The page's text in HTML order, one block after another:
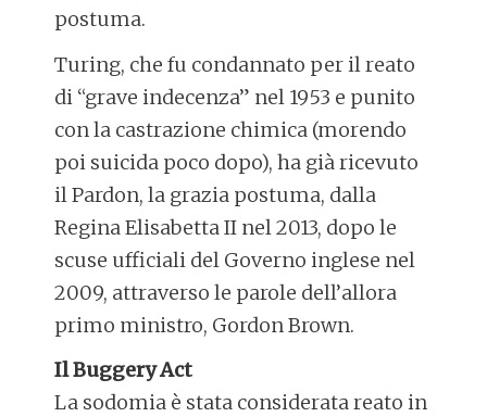
postuma.
Turing, che fu condannato per il reato
di “grave indecenza” nel 1953 e punito
con la castrazione chimica (morendo
poi suicida poco dopo), ha già ricevuto
il Pardon, la grazia postuma, dalla
Regina Elisabetta II nel 2013, dopo le
scuse ufficiali del Governo inglese nel
2009, attraverso le parole dell’allora
primo ministro, Gordon Brown.
Il Buggery Act
La sodomia è stata considerata reato in